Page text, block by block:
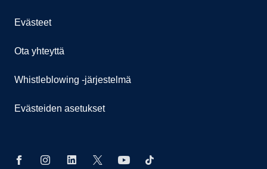
Evästeet
Ota yhteyttä
Whistleblowing -järjestelmä
Evästeiden asetukset